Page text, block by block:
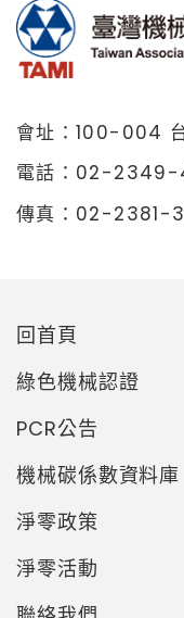
會址：100-004
電話：02-
傳真：02-2381-
回首頁
綠色機械認證
PCR公告
機械碳係數資料庫
淨零政策
淨零活動